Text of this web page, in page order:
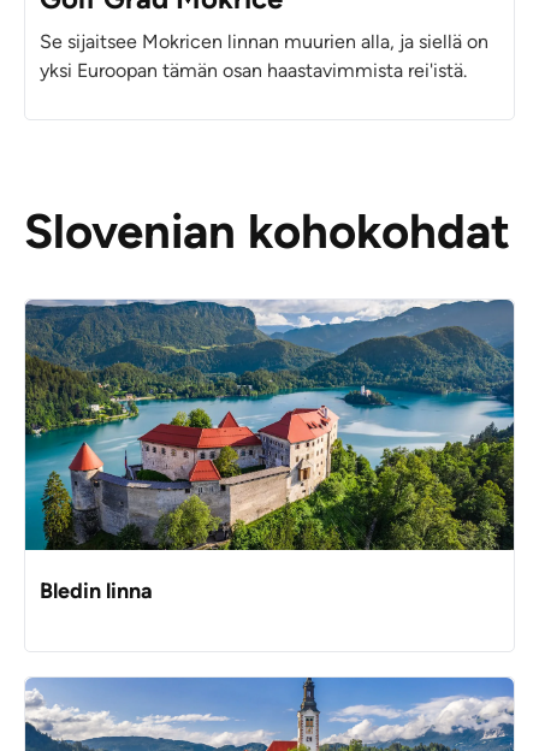
Se sijaitsee Mokricen linnan muurien alla, ja siellä on
yksi Euroopan tämän osan haastavimmista rei'istä.
Slovenian kohokohdat
Bledin linna